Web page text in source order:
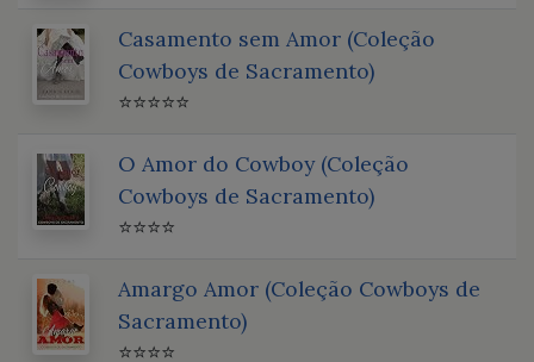
Casamento sem Amor (Coleção
Cowboys de Sacramento)
⭐⭐⭐⭐⭐
O Amor do Cowboy (Coleção
Cowboys de Sacramento)
⭐⭐⭐⭐
Amargo Amor (Coleção Cowboys de
Sacramento)
⭐⭐⭐⭐